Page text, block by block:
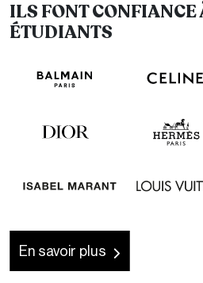
ILS FONT CONFIANCE
ÉTUDIANTS
En savoir plus